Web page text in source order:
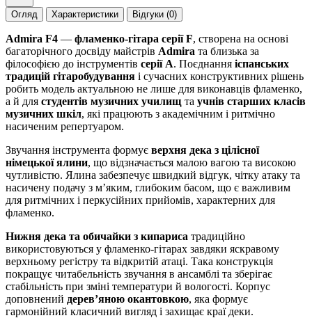
Огляд Характеристики Відгуки (0)
Admira F4 — фламенко-гітара серії F, створена на основі
багаторічного досвіду майстрів Admira та близька за
філософією до інструментів серії A. Поєднання іспанських
традицій гітаробудування і сучасних конструктивних рішень
робить модель актуальною не лише для виконавців фламенко,
а й для студентів музичних училищ та учнів старших класів
музичних шкіл, які працюють з академічним і ритмічно
насиченим репертуаром.
Звучання інструмента формує верхня дека з цілісної
німецької ялини, що відзначається малою вагою та високою
чутливістю. Ялина забезпечує швидкий відгук, чітку атаку та
насичену подачу з м’яким, глибоким басом, що є важливим
для ритмічних і перкусійних прийомів, характерних для
фламенко.
Нижня дека та обичайки з кипариса традиційно
використовуються у фламенко-гітарах завдяки яскравому
верхньому регістру та відкритій атаці. Така конструкція
покращує читабельність звучання в ансамблі та зберігає
стабільність при зміні температури й вологості. Корпус
доповнений дерев’яною окантовкою, яка формує
гармонійний класичний вигляд і захищає краї деки.